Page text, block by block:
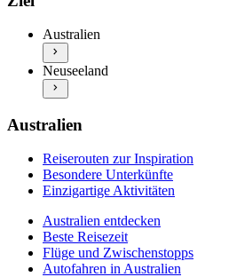
Flüge und Zwischenstopps
Autofahren in Australien
Praktische Informationen
Mehr Info & Inspiration
Einzigartige Aktivitäten
Neuseeland entdecken
Beste Reisezeit
Flüge und Zwischenstopps
Praktische Informationen
Australien
Neuseeland
Australien
Reiserouten zur Inspiration
Besondere Unterkünfte
Einzigartige Aktivitäten
Australien entdecken
Beste Reisezeit
Flüge und Zwischenstopps
Autofahren in Australien